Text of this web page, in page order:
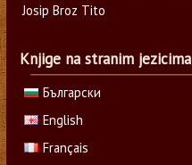
Josip Broz Tito
Knjige na stranim jezicima
Български
English
Français